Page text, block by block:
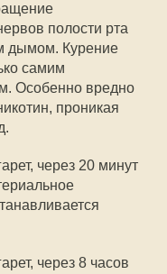
полости рта
дымом. Курение
самим
Особенно вредно
проникая
через 20 минут
через 8 часов